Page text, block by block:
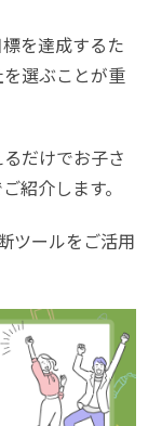
を達成するた
選ぶことが重
だけでお子さ
紹介します。
ツールをご活用